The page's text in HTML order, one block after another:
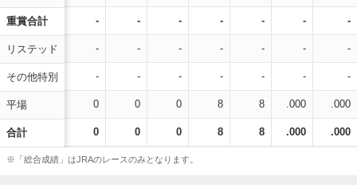
重賞合計
リステッド
その他特別
平場
合計
- - - - - - -
- - - - - - -
- - - - - - -
0 0 0 8 8 .000 .000
0 0 0 8 8 .000 .000
※「総合成績」はJRAのレースのみとなります。